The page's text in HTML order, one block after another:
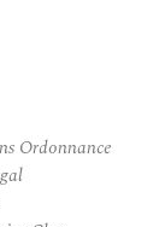
Ordonnance